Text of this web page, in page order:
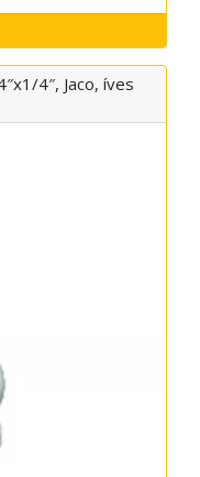
4″, Jaco, íves